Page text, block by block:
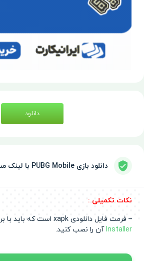
دانلود
دانلود بازی PUBG Mobile با لینک مستقیم
نکات تکمیلی :
– فرمت فایل دانلودی xapk است که باید با برنامه‌
Installerآن را نصب کنید.